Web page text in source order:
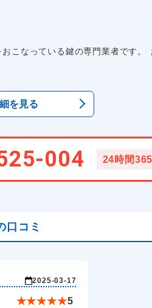
こなっている鍵の専門業者です。
を見る
004 24時間
口コミ
2025-03-17
★★★★★5